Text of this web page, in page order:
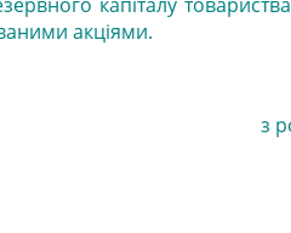
акціями.
з